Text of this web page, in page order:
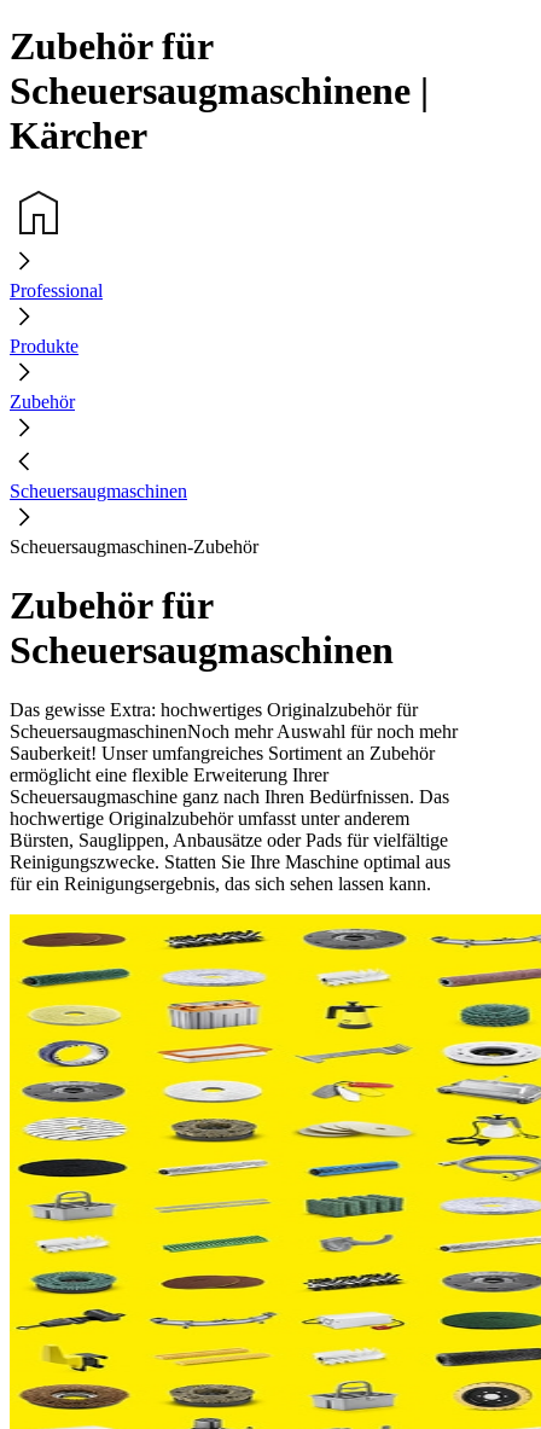
Zubehör für
Scheuersaugmaschinene |
Kärcher
Professional
Produkte
Zubehör
Scheuersaugmaschinen
Scheuersaugmaschinen-Zubehör
Zubehör für
Scheuersaugmaschinen
Das gewisse Extra: hochwertiges Originalzubehör für
ScheuersaugmaschinenNoch mehr Auswahl für noch mehr
Sauberkeit! Unser umfangreiches Sortiment an Zubehör
ermöglicht eine flexible Erweiterung Ihrer
Scheuersaugmaschine ganz nach Ihren Bedürfnissen. Das
hochwertige Originalzubehör umfasst unter anderem
Bürsten, Sauglippen, Anbausätze oder Pads für vielfältige
Reinigungszwecke. Statten Sie Ihre Maschine optimal aus
für ein Reinigungsergebnis, das sich sehen lassen kann.